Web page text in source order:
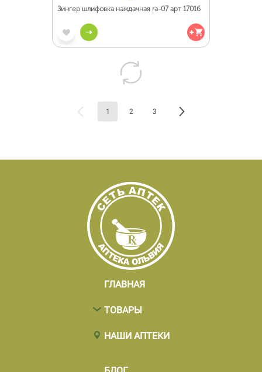
Зингер шлифовка наждачная ra-07 арт 17016
1 2 3
ГЛАВНАЯ
ТОВАРЫ
НАШИ АПТЕКИ